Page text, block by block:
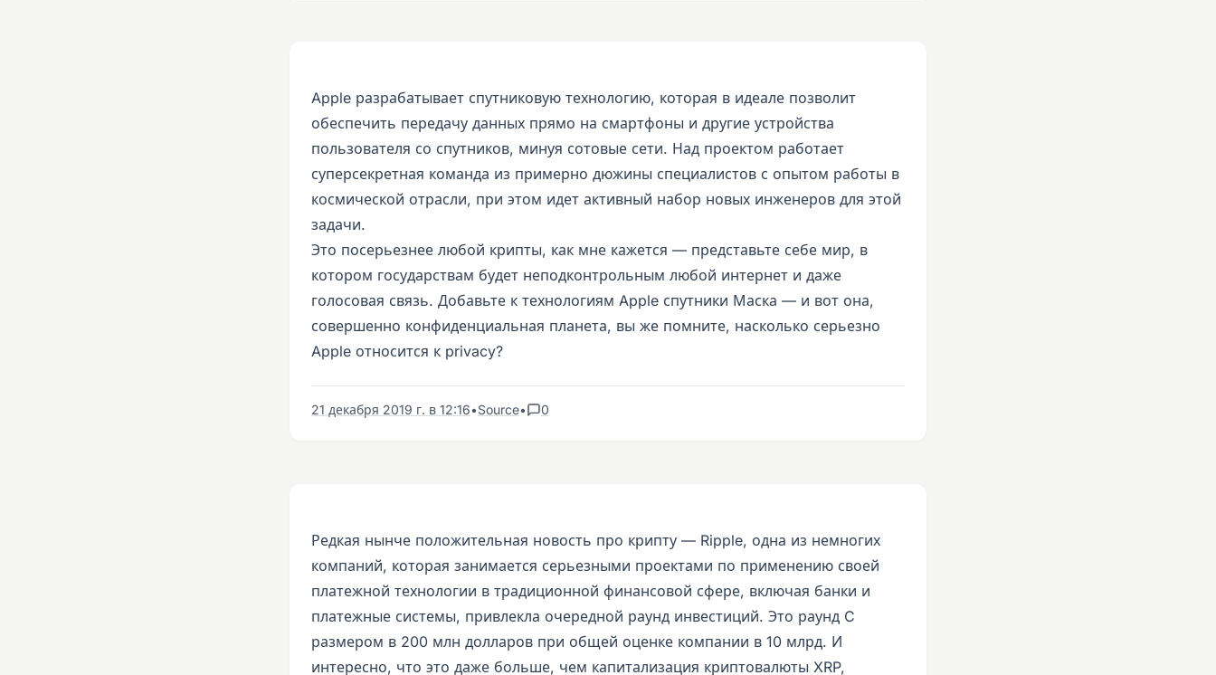
Apple разрабатывает спутниковую технологию, которая в идеале позволит
обеспечить передачу данных прямо на смартфоны и другие устройства
пользователя со спутников, минуя сотовые сети. Над проектом работает
суперсекретная команда из примерно дюжины специалистов с опытом работы в
космической отрасли, при этом идет активный набор новых инженеров для этой
задачи.
Это посерьезнее любой крипты, как мне кажется — представьте себе мир, в
котором государствам будет неподконтрольным любой интернет и даже
голосовая связь. Добавьте к технологиям Apple спутники Маска — и вот она,
совершенно конфиденциальная планета, вы же помните, насколько серьезно
Apple относится к privacy?
21 декабря 2019 г. в 12:16•Source• 0
Редкая нынче положительная новость про крипту — Ripple, одна из немногих
компаний, которая занимается серьезными проектами по применению своей
платежной технологии в традиционной финансовой сфере, включая банки и
платежные системы, привлекла очередной раунд инвестиций. Это раунд C
размером в 200 млн долларов при общей оценке компании в 10 млрд. И
интересно, что это даже больше, чем капитализация криптовалюты XRP,